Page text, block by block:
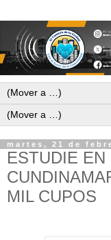
martes, 21 de
ESTUDIE
MIL CUPOS